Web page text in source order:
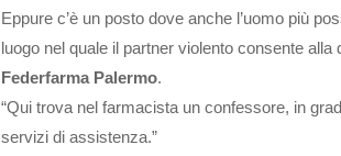
Eppure c’è un posto dove anche l’uomo più
luogo nel quale il partner violento consente
Federfarma Palermo.
“Qui trova nel farmacista un confessore, in
servizi di assistenza.”